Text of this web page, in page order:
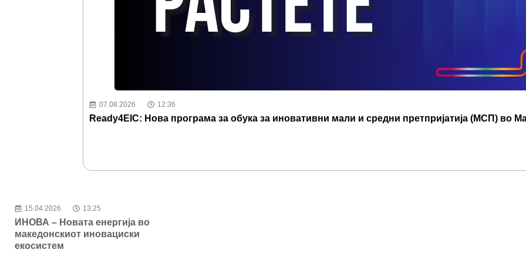
07.08.2026 12:36
Ready4EIC: Нова програма за обука за иновативни мали и средни претпријатија (МСП) во
15.04.2026 13:25
ИНОВА – Новата енергија во
македонскиот иновациски
екосистем